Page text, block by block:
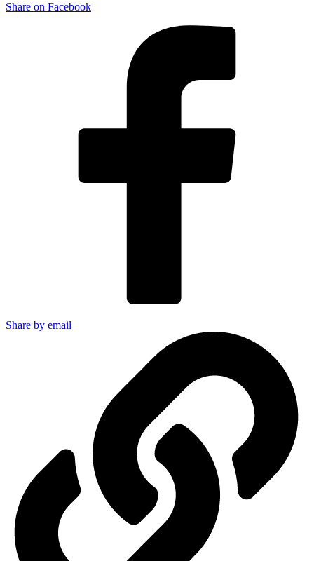
Share on Facebook
Share by email